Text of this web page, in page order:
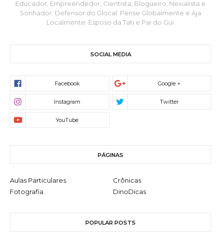
Educador, Empreendedor, Cientista, Blogueiro, Nexialista e
Sonhador. Defensor do Glocal: Pense Globalmente e Aja
Localmente. Esposo da Tati e Pai do Gui.
SOCIAL MEDIA
PÁGINAS
Aulas Particulares
Crônicas
Fotografia
DinoDicas
POPULAR POSTS